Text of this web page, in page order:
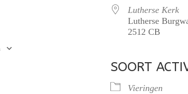
iCalendar
Lutherse Kerk
Lutherse
2512 CB
SOORT
Vieringen